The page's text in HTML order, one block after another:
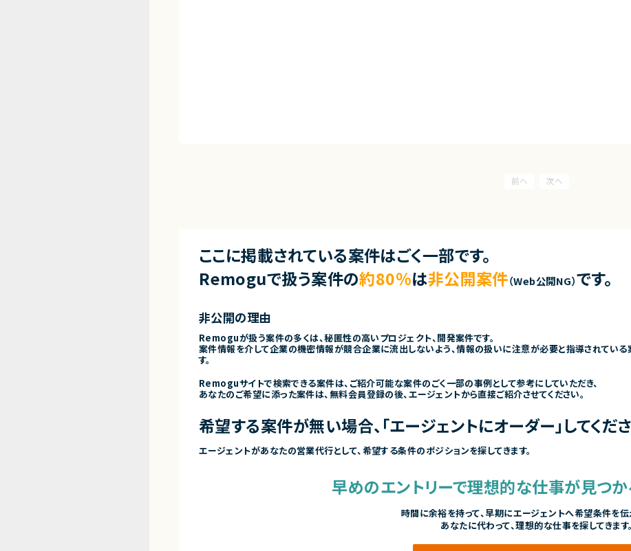
ここに掲載されている案件はごく一部です。
Remoguで扱う案件の約80％は非公開案件（Web公開NG）です。
非公開の理由
Remoguが扱う案件の多くは、秘匿性の高いプロジェクト、開発案件です。
案件情報を介して企業の機密情報が競合企業に流出しないよう、情報の扱いに注意が必要と指導されている
す。
Remoguサイトで検索できる案件は、ご紹介可能な案件のごく一部の事例として参考にしていただき、
あなたのご希望に添った案件は、無料会員登録の後、エージェントから直接ご紹介させてください。
希望する案件が無い場合、「エージェントにオーダー」してくださ
エージェントがあなたの営業代行として、希望する条件のポジションを探してきます。
早めのエントリーで理想的な仕事が見つか
時間に余裕を持って、 早期にエージェントへ希望条件を伝
あなたに代わって、理想的な仕事を探してきます。